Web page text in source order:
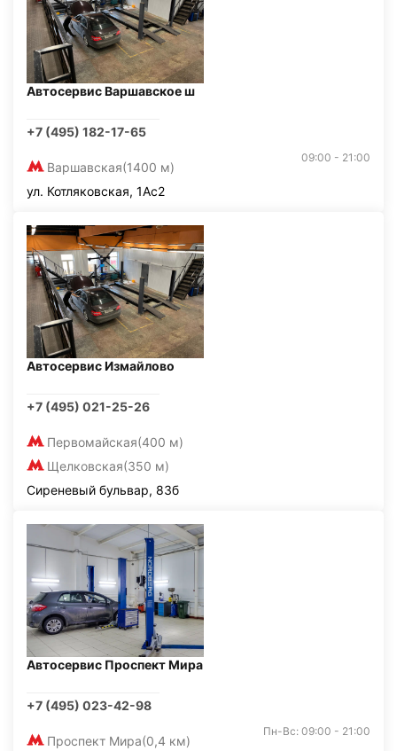
Автосервис Варшавское ш
+7 (495) 182-17-65
Варшавская(1400 м)
09:00 - 21:00
ул. Котляковская, 1Ас2
Автосервис Измайлово
+7 (495) 021-25-26
Первомайская(400 м)
Щелковская(350 м)
Сиреневый бульвар, 83б
Автосервис Проспект Мира
+7 (495) 023-42-98
Проспект Мира(0,4 км)
Пн-Вс: 09:00 - 21:00